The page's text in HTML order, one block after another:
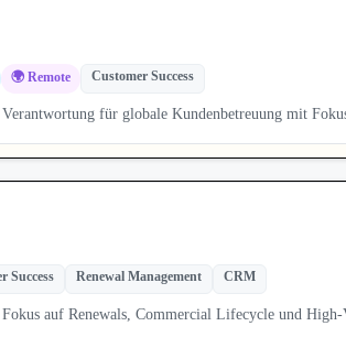
🌍 Remote Customer Success
Verantwortung für globale Kundenbetreuung mit
Success Renewal Management CRM
auf Renewals, Commercial Lifecycle und